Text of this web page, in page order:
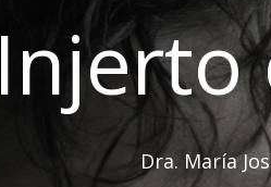
Injerto
Dra. María